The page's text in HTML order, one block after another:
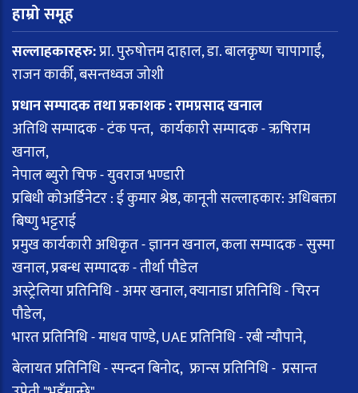
हाम्रो समूह
सल्लाहकारहरु:प्रा. पुरुषोत्तम दाहाल, डा. बालकृष्ण चापागाईं,
राजन कार्की, बसन्तध्वज जोशी
प्रधान सम्पादक तथा प्रकाशक : रामप्रसाद खनाल
अतिथि सम्पादक - टंक पन्त, कार्यकारी सम्पादक - ऋषिराम
खनाल,
नेपाल ब्युरो चिफ - युवराज भण्डारी
प्रबिधी कोअर्डिनेटर : ई कुमार श्रेष्ठ, कानूनी सल्लाहकार: अधिबक्ता
बिष्णु भट्टराई
प्रमुख कार्यकारी अधिकृत - ज्ञानन खनाल, कला सम्पादक - सुस्मा
खनाल, प्रबन्ध सम्पादक - तीर्था पौडेल
अस्ट्रेलिया प्रतिनिधि - अमर खनाल, क्यानाडा प्रतिनिधि - चिरन
पौडेल,
भारत प्रतिनिधि - माधव पाण्डे, UAE प्रतिनिधि - रबी न्यौपाने,
बेलायत प्रतिनिधि - स्पन्दन बिनोद, फ्रान्स प्रतिनिधि - प्रसान्त